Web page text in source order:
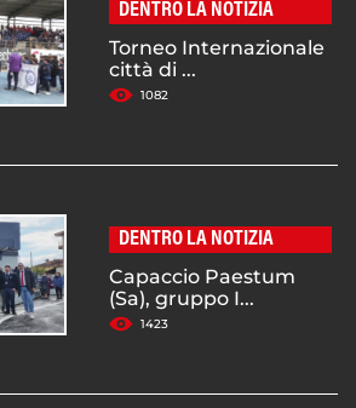
DENTRO LA NOTIZIA
Torneo Internazionale
città di ...
1082
DENTRO LA NOTIZIA
Capaccio Paestum
(Sa), gruppo I...
1423